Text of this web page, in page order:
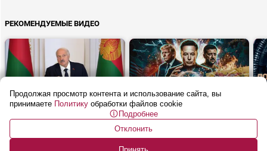
РЕКОМЕНДУЕМЫЕ ВИДЕО
16+ 23 мин
Лукашенко: Неважно, какой
чтобы в голове у него что-то
16+
ИИ угрожает суверенитету? |
Что будет с Украиной после
Продолжая просмотр контента и использование сайта, вы
принимаете Политику обработки файлов cookie
Подробнее
Отклонить
Принять